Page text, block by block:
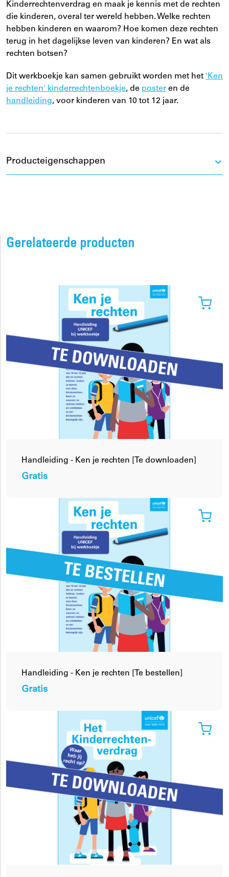
Kinderrechtenverdrag en maak je kennis met de rechten
die kinderen, overal ter wereld hebben. Welke rechten
hebben kinderen en waarom? Hoe komen deze rechten
terug in het dagelijkse leven van kinderen? En wat als
rechten botsen?
Dit werkboekje kan samen gebruikt worden met het 'Ken
je rechten' kinderrechtenboekje, de poster en de
handleiding, voor kinderen van 10 tot 12 jaar.
Producteigenschappen
Gerelateerde producten
Handleiding - Ken je rechten [Te downloaden]
Gratis
Handleiding - Ken je rechten [Te bestellen]
Gratis